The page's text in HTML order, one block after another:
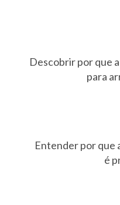
Descobrir por que
para
Entender por que
é